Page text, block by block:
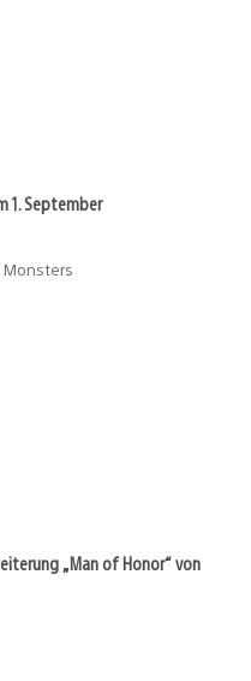
1. September
Monsters
„Man of Honor“ von